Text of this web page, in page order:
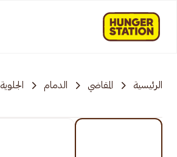
الرئيسية المقاضي الدمام الجلوية